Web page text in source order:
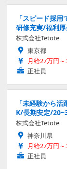
「スピード採
研修充実/福利
株式会社Tetote
東京都
月給27万円
正社員
「未経験から
K/長期安定/
株式会社Tetote
神奈川県
月給27万円
正社員